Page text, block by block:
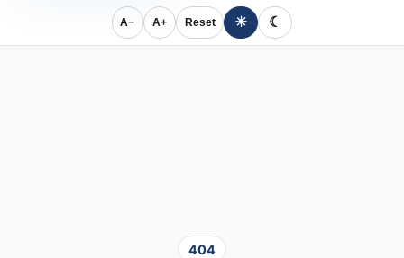
A− A+ Reset ☀ ☾
404